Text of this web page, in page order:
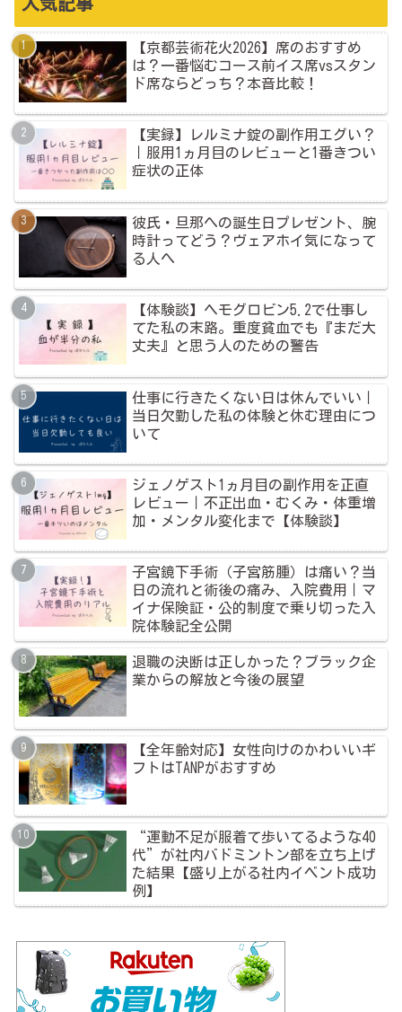
人気記事
【京都芸術花火2026】席のおすすめ
は？一番悩むコース前イス席vsスタン
ド席ならどっち？本音比較！
【実録】レルミナ錠の副作用エグい？
｜服用1ヵ月目のレビューと1番きつい
症状の正体
彼氏・旦那への誕生日プレゼント、腕
時計ってどう？ヴェアホイ気になって
る人へ
【体験談】ヘモグロビン5.2で仕事し
てた私の末路。重度貧血でも『まだ大
丈夫』と思う人のための警告
仕事に行きたくない日は休んでいい｜
当日欠勤した私の体験と休む理由につ
いて
ジェノゲスト1ヵ月目の副作用を正直
レビュー｜不正出血・むくみ・体重増
加・メンタル変化まで【体験談】
子宮鏡下手術（子宮筋腫）は痛い？当
日の流れと術後の痛み、入院費用｜マ
イナ保険証・公的制度で乗り切った入
院体験記全公開
退職の決断は正しかった？ブラック企
業からの解放と今後の展望
【全年齢対応】女性向けのかわいいギ
フトはTANPがおすすめ
“運動不足が服着て歩いてるような40
代”が社内バドミントン部を立ち上げ
た結果【盛り上がる社内イベント成功
例】